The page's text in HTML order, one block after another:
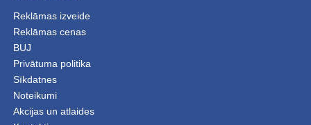
Reklāmas izveide
Reklāmas cenas
BUJ
Privātuma politika
Sīkdatnes
Noteikumi
Akcijas un atlaides